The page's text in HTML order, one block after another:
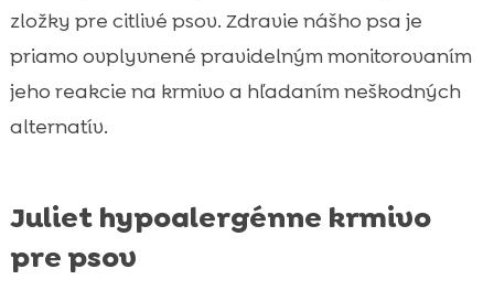
zložky pre citlivé psov. Zdravie nášho psa je
priamo ovplyvnené pravidelným monitorovaním
jeho reakcie na krmivo a hľadaním neškodných
alternatív.
Juliet hypoalergénne krmivo
pre psov